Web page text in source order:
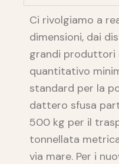
Ci rivolgiamo a
dimensioni, dai
grandi produttori
quantitativo
standard per la
dattero sfusa
500 kg per il
tonnellata
via mare. Per i